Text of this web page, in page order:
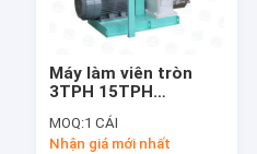
Máy làm viên tròn
3TPH 15TPH
SZLH420 Máy làm
viên thỏ gia cầm
MOQ:1 CÁI
Nhận giá mới nhất